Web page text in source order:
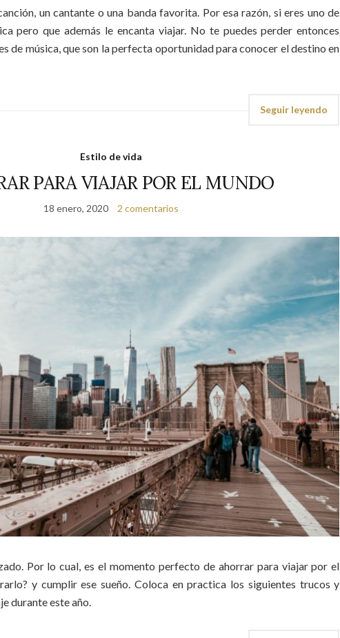
un cantante o una banda favorita. Por esa razón, si eres uno de
pero que además le encanta viajar. No te puedes perder entonces
de música, que son la perfecta oportunidad para conocer el destino en
Seguir leyendo
Estilo de vida
PARA VIAJAR POR EL MUNDO
18 enero, 2020 2 comentarios
Por lo cual, es el momento perfecto de ahorrar para viajar por el
y cumplir ese sueño. Coloca en practica los siguientes trucos y
durante este año.